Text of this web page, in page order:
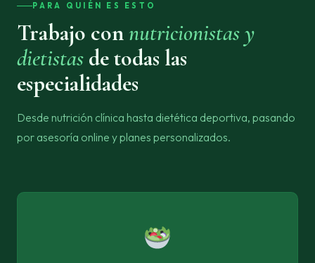
PARA QUIÉN ES ESTO
Trabajo con nutricionistas y
dietistas de todas las
especialidades
Desde nutrición clínica hasta dietética deportiva, pasando
por asesoría online y planes personalizados.